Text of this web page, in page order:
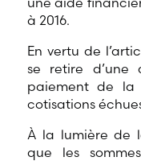
à 2016.
En vertu de
se retire d’une
paiement de la
cotisations
À la lumière de
que les